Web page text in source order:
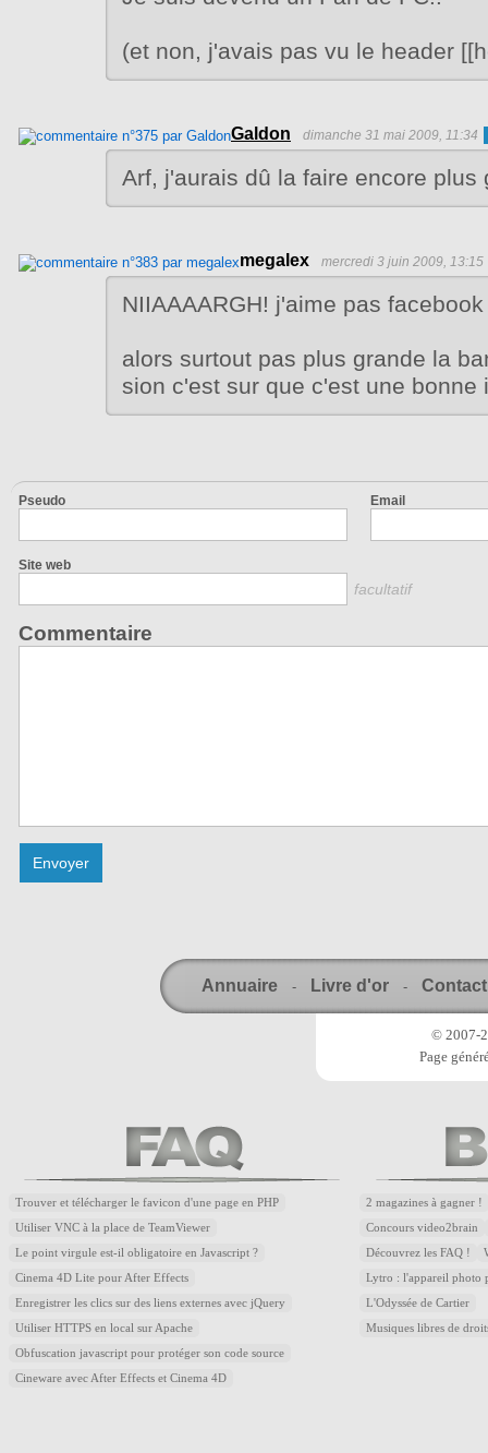
(et non, j'avais pas vu le header
Galdon dimanche 31 mai 2009, 11:34
Arf, j'aurais dû la faire encore plus
megalex mercredi 3 juin 2009, 13:15
NIIAAAARGH! j'aime pas
alors surtout pas plus grande la
sion c'est sur que c'est une bonne
Pseudo Email
Site web
facultatif
Commentaire
Annuaire - Livre d'or - Contact
© 2007-
Page
Trouver et télécharger le favicon d'une page en PHP
Utiliser VNC à la place de TeamViewer
Le point virgule est-il obligatoire en Javascript ?
Cinema 4D Lite pour After Effects
Enregistrer les clics sur des liens externes avec jQuery
Utiliser HTTPS en local sur Apache
Obfuscation javascript pour protéger son code source
Cineware avec After Effects et Cinema 4D
2 magazines à gagner !
Concours video2brain
Découvrez les FAQ !
Lytro : l'appareil photo
L'Odyssée de Cartier
Musiques libres de